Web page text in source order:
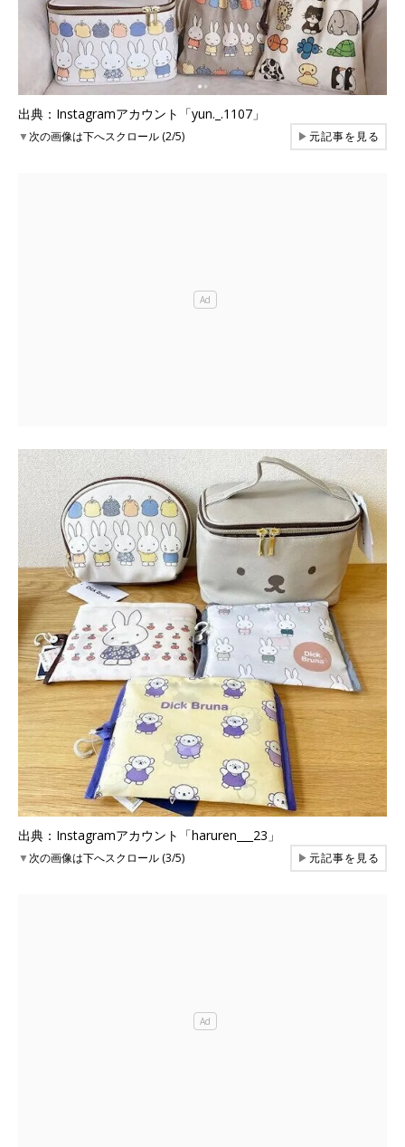
出典：Instagramアカウント「yun._.1107」
▼次の画像は下へスクロール (2/5) ▶元記事を見る
出典：Instagramアカウント「haruren___23」
▼次の画像は下へスクロール (3/5) ▶元記事を見る